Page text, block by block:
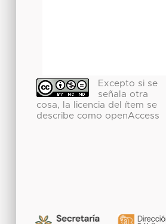
Excepto si se
señala otra
cosa, la licencia del ítem se
describe como openAccess